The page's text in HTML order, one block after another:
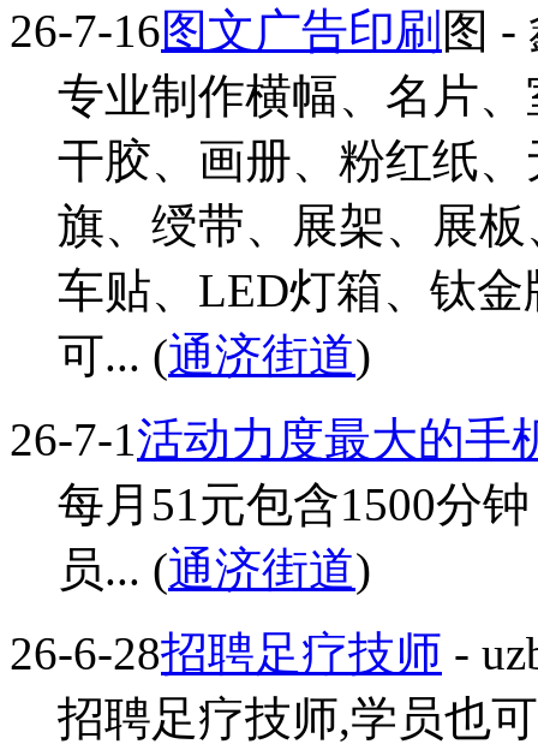
26-7-16图文广告印刷 图 -
专业制作横幅、名片
干胶、画册、粉红纸
旗、绶带、展架、展
车贴、LED灯箱、钛
可... (通济街道)
26-7-1活动力度最大的手
每月51元包含1500分
员... (通济街道)
26-6-28招聘足疗技师 -
招聘足疗技师,学员也